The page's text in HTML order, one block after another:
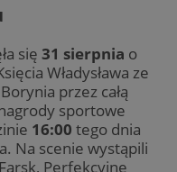
się 31 sierpnia o
Władysława ze
przez całą
sportowe
16:00 tego dnia
Na scenie wystąpili
Perfekcyjne